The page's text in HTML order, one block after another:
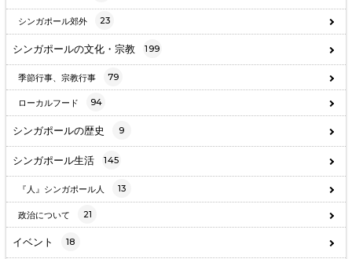
シンガポール郊外 23
シンガポールの文化・宗教 199
季節行事、宗教行事 79
ローカルフード 94
シンガポールの歴史 9
シンガポール生活 145
『人』シンガポール人 13
政治について 21
イベント 18